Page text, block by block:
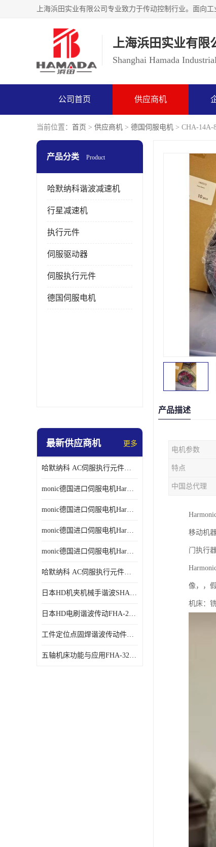
上海浜田实业有限
Shanghai Hamada
公司首页 供应商机
当前位置： 首页 > 供应商机 > 德国伺服电机 > CHA-14A-
产品分类 Product
哈默纳科谐波减速机
行星减速机
执行元件
伺服驱动器
伺服执行元件
德国伺服电机
最新供应商机 更多
哈默纳科 AC伺服执行元件扁平型SHA系列 议价
monic德国进口伺服电机Har中国总代理单价
monic德国进口伺服电机Har中国总代理代理
monic德国进口伺服电机Har中国总代理公司
monic德国进口伺服电机Har中国总代理供应
哈默纳科 AC伺服执行元件扁平型SHA系列
日本HD机夹机械手谐波SHA32A120CG-B12B
日本HD电刷谐波传动FHA-25C-50-E250-C
工件定位点固焊谐波传动件哈默纳科CSF-45-100-2UH
五轴机床功能与应用FHA-32C-50-US250
产品描述
电机参数
特点
中国总代理
移动机
门执行
像，，
机床：